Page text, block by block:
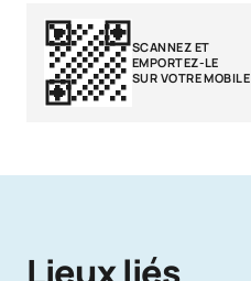
SCANNEZ ET
EMPORTEZ-LE
SUR VOTRE MOBILE